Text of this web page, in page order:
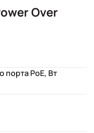
Over
порта PoE, Вт